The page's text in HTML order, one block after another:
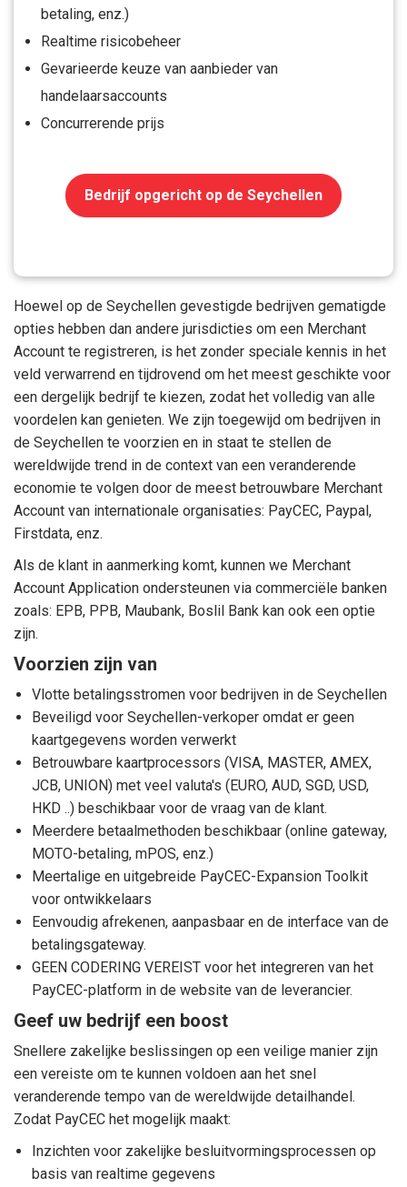
betaling, enz.)
Realtime risicobeheer
Gevarieerde keuze van aanbieder van
handelaarsaccounts
Concurrerende prijs
Bedrijf opgericht op de Seychellen
Hoewel op de Seychellen gevestigde bedrijven gematigde
opties hebben dan andere jurisdicties om een Merchant
Account te registreren, is het zonder speciale kennis in het
veld verwarrend en tijdrovend om het meest geschikte voor
een dergelijk bedrijf te kiezen, zodat het volledig van alle
voordelen kan genieten. We zijn toegewijd om bedrijven in
de Seychellen te voorzien en in staat te stellen de
wereldwijde trend in de context van een veranderende
economie te volgen door de meest betrouwbare Merchant
Account van internationale organisaties: PayCEC, Paypal,
Firstdata, enz.
Als de klant in aanmerking komt, kunnen we Merchant
Account Application ondersteunen via commerciële banken
zoals: EPB, PPB, Maubank, Boslil Bank kan ook een optie
zijn.
Voorzien zijn van
Vlotte betalingsstromen voor bedrijven in de Seychellen
Beveiligd voor Seychellen-verkoper omdat er geen
kaartgegevens worden verwerkt
Betrouwbare kaartprocessors (VISA, MASTER, AMEX,
JCB, UNION) met veel valuta's (EURO, AUD, SGD, USD,
HKD ..) beschikbaar voor de vraag van de klant.
Meerdere betaalmethoden beschikbaar (online gateway,
MOTO-betaling, mPOS, enz.)
Meertalige en uitgebreide PayCEC-Expansion Toolkit
voor ontwikkelaars
Eenvoudig afrekenen, aanpasbaar en de interface van de
betalingsgateway.
GEEN CODERING VEREIST voor het integreren van het
PayCEC-platform in de website van de leverancier.
Geef uw bedrijf een boost
Snellere zakelijke beslissingen op een veilige manier zijn
een vereiste om te kunnen voldoen aan het snel
veranderende tempo van de wereldwijde detailhandel.
Zodat PayCEC het mogelijk maakt:
Inzichten voor zakelijke besluitvormingsprocessen op
basis van realtime gegevens